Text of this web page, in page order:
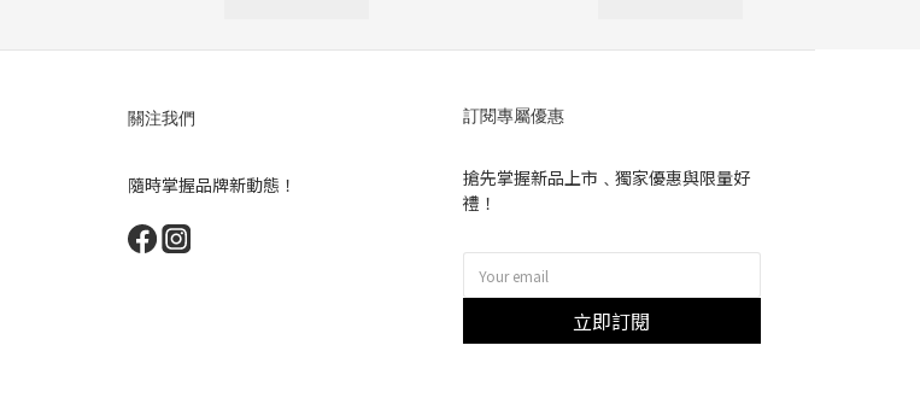
關注我們
隨時掌握品牌新動態！
訂閱專屬優惠
搶先掌握新品上市﹑獨家優惠與限量好
禮！
立即訂閱